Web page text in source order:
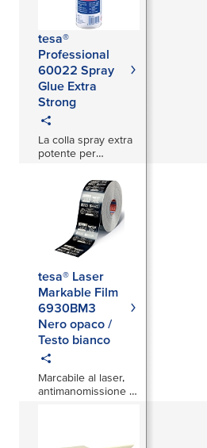
tesa®
Professional
60022 Spray
Glue Extra
Strong
La colla spray extra
potente per
tesa® Laser
Markable Film
6930BM3
Nero opaco /
Testo bianco
Marcabile al laser,
antimanomissione e